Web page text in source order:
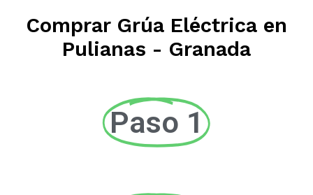
Comprar Grúa Eléctrica en
Pulianas - Granada
Paso 1